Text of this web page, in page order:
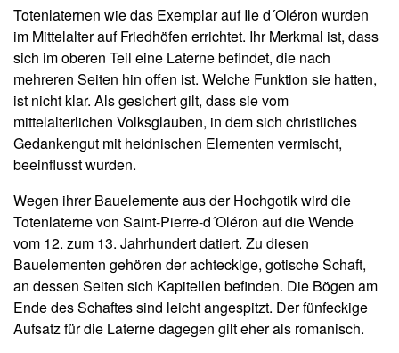
Totenlaternen wie das Exemplar auf Ile d´Oléron wurden
im Mittelalter auf Friedhöfen errichtet. Ihr Merkmal ist, dass
sich im oberen Teil eine Laterne befindet, die nach
mehreren Seiten hin offen ist. Welche Funktion sie hatten,
ist nicht klar. Als gesichert gilt, dass sie vom
mittelalterlichen Volksglauben, in dem sich christliches
Gedankengut mit heidnischen Elementen vermischt,
beeinflusst wurden.
Wegen ihrer Bauelemente aus der Hochgotik wird die
Totenlaterne von Saint-Pierre-d´Oléron auf die Wende
vom 12. zum 13. Jahrhundert datiert. Zu diesen
Bauelementen gehören der achteckige, gotische Schaft,
an dessen Seiten sich Kapitellen befinden. Die Bögen am
Ende des Schaftes sind leicht angespitzt. Der fünfeckige
Aufsatz für die Laterne dagegen gilt eher als romanisch.